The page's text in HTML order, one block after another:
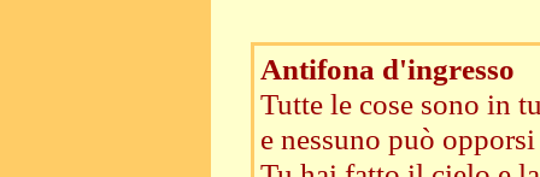
Antifona d'ingresso
Tutte le cose sono in
e nessuno può